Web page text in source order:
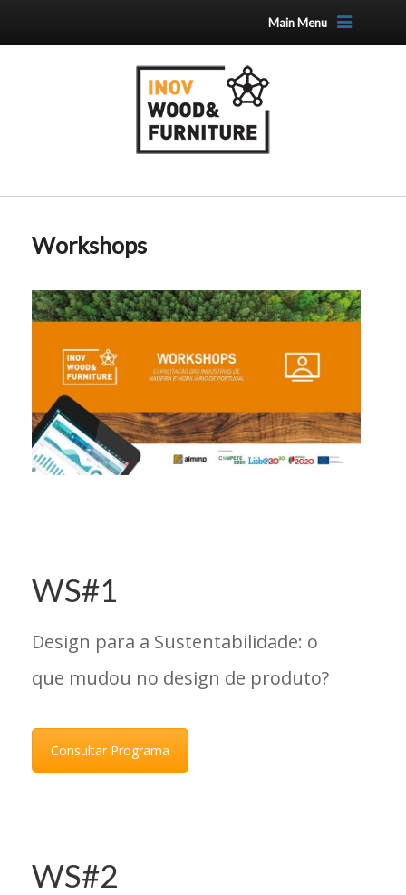
Main Menu
Workshops
WS#1
Design para a Sustentabilidade: o
que mudou no design de produto?
Consultar Programa
WS#2